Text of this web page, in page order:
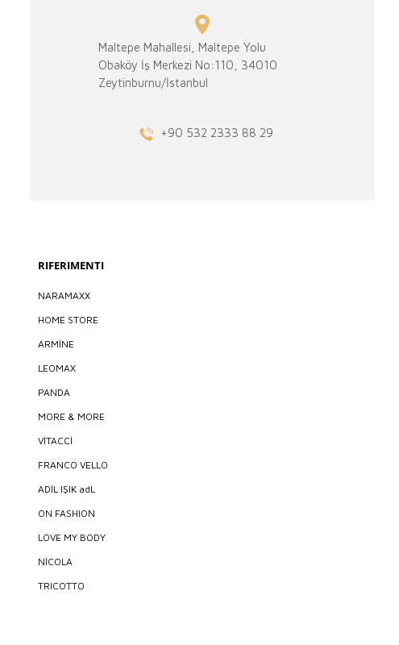
Maltepe Mahallesi, Maltepe Yolu
Obaköy İş Merkezi No:110, 34010
Zeytinburnu/İstanbul
+90 532 2333 88 29
RIFERIMENTI
NARAMAXX
HOME STORE
ARMİNE
LEOMAX
PANDA
MORE & MORE
VİTACCİ
FRANCO VELLO
ADİL IŞIK adL
ON FASHION
LOVE MY BODY
NİCOLA
TRICOTTO